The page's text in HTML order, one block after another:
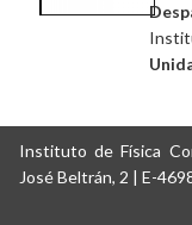
Instituto de Física
José Beltrán, 2 | E-